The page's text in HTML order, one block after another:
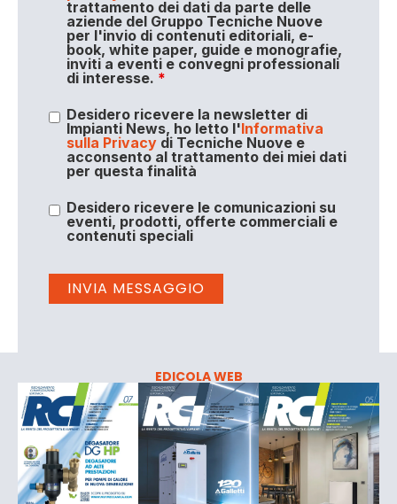
trattamento dei dati da parte delle
aziende del Gruppo Tecniche Nuove
per l'invio di contenuti editoriali, e-
book, white paper, guide e monografie,
inviti a eventi e convegni professionali
di interesse. *
Desidero ricevere la newsletter di
Impianti News, ho letto l'Informativa
sulla Privacydi Tecniche Nuove e
acconsento al trattamento dei miei dati
per questa finalità
Desidero ricevere le comunicazioni su
eventi, prodotti, offerte commerciali e
contenuti speciali
EDICOLA WEB